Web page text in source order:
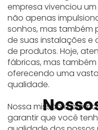
empresa vivenciou
não apenas
sonhos, mas também
de suas instalações e
de produtos. Hoje,
fábricas, mas
oferecendo uma
qualidade.
Nossa missão é
garantir que você